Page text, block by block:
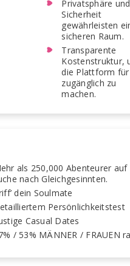
Privatsphäre und
Sicherheit
gewährleisten
sicheren Raum.
Transparente
Kostenstruktur,
die Plattform
zugänglich zu
machen.
als 250,000 Abenteurer auf
nach Gleichgesinnten.
dein Soulmate
Persönlichkeitstest
Casual Dates
/ 53% MÄNNER / FRAUEN